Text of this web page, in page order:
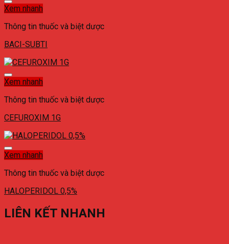
Xem nhanh
Thông tin thuốc và biệt dược
BACI-SUBTI
Xem nhanh
Thông tin thuốc và biệt dược
CEFUROXIM 1G
Xem nhanh
Thông tin thuốc và biệt dược
HALOPERIDOL 0,5%
LIÊN KẾT NHANH